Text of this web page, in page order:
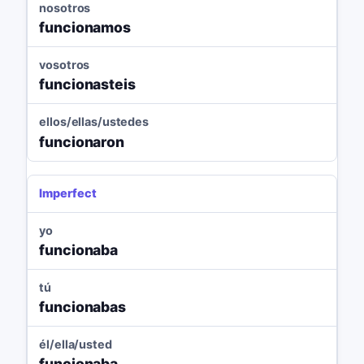
nosotros
funcionamos
vosotros
funcionasteis
ellos/ellas/ustedes
funcionaron
Imperfect
yo
funcionaba
tú
funcionabas
él/ella/usted